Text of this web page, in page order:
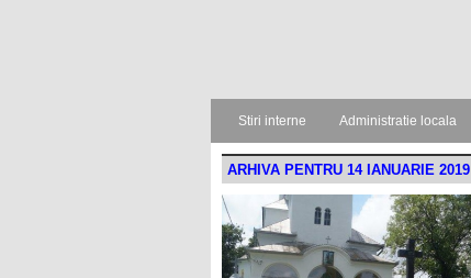
Stiri interne Administratie locala
ARHIVA PENTRU 14 IANUARIE 2019